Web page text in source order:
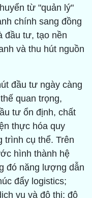
từ "quản lý"
chính sang đồng
đầu tư, tạo nền
và thu hút nguồn
đầu tư ngày càng
quan trọng,
tư ổn định, chất
thực hóa quy
trình cụ thể. Trên
hình thành hệ
đó năng lượng dẫn
đẩy logistics;
vụ và đô thị; đô